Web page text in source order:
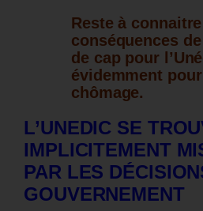
Reste à
conséquences
de cap pour
évidemment
chômage.
L’UNEDIC SE
IMPLICITEMENT
PAR LES
GOUVERNEMENT